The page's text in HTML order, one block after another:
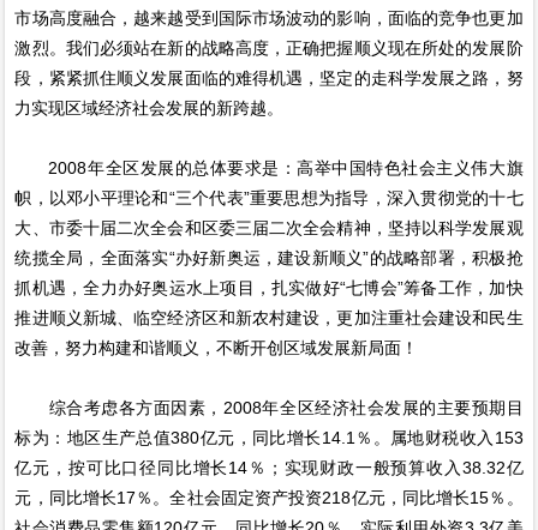
市场高度融合，越来越受到国际市场波动的影响，面临的竞争也更加
激烈。我们必须站在新的战略高度，正确把握顺义现在所处的发展阶
段，紧紧抓住顺义发展面临的难得机遇，坚定的走科学发展之路，努
力实现区域经济社会发展的新跨越。
2008年全区发展的总体要求是：高举中国特色社会主义伟大旗
帜，以邓小平理论和“三个代表”重要思想为指导，深入贯彻党的十七
大、市委十届二次全会和区委三届二次全会精神，坚持以科学发展观
统揽全局，全面落实“办好新奥运，建设新顺义”的战略部署，积极抢
抓机遇，全力办好奥运水上项目，扎实做好“七博会”筹备工作，加快
推进顺义新城、临空经济区和新农村建设，更加注重社会建设和民生
改善，努力构建和谐顺义，不断开创区域发展新局面！
综合考虑各方面因素，2008年全区经济社会发展的主要预期目
标为：地区生产总值380亿元，同比增长14.1％。属地财税收入153
亿元，按可比口径同比增长14％；实现财政一般预算收入38.32亿
元，同比增长17％。全社会固定资产投资218亿元，同比增长15％。